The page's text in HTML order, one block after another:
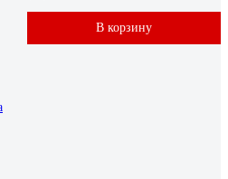
В корзину